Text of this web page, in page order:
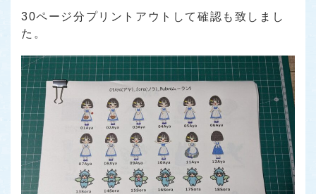
30ページ分プリントアウトして確認も致しまし
た。